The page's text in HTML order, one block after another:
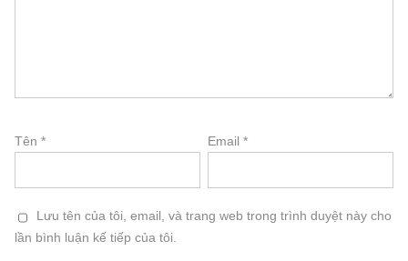
Tên * Email*
Lưu tên của tôi, email, và trang web trong trình duyệt này cho
lần bình luận kế tiếp của tôi.